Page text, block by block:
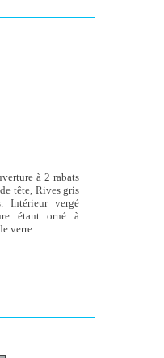
à 2 rabats
tête, Rives gris
Intérieur vergé
étant orné à
verre.